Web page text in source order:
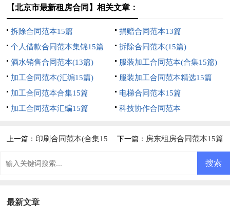
【北京市最新租房合同】相关文章：
拆除合同范本15篇
捐赠合同范本13篇
个人借款合同范本集锦15篇
拆除合同范本(15篇)
酒水销售合同范本(13篇)
服装加工合同范本(合集15篇)
加工合同范本(汇编15篇)
服装加工合同范本精选15篇
加工合同范本合集15篇
电梯合同范本15篇
加工合同范本汇编15篇
科技协作合同范本
上一篇： 印刷合同范本(合集15 下一篇： 房东租房合同范本15篇
最新文章